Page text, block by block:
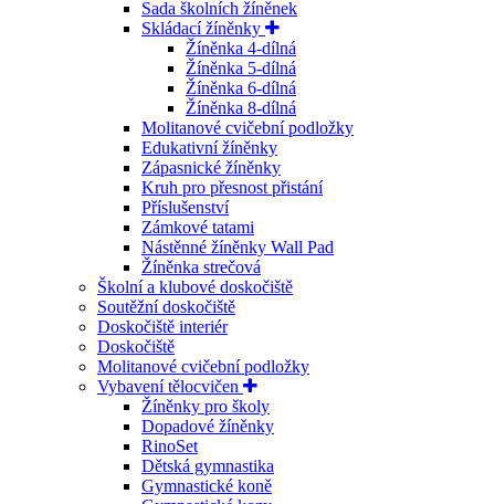
Sada školních žíněnek
Skládací žíněnky
Žíněnka 4-dílná
Žíněnka 5-dílná
Žíněnka 6-dílná
Žíněnka 8-dílná
Molitanové cvičební podložky
Edukativní žíněnky
Zápasnické žíněnky
Kruh pro přesnost přistání
Příslušenství
Zámkové tatami
Nástěnné žíněnky Wall Pad
Žíněnka strečová
Školní a klubové doskočiště
Soutěžní doskočiště
Doskočiště interiér
Doskočiště
Molitanové cvičební podložky
Vybavení tělocvičen
Žíněnky pro školy
Dopadové žíněnky
RinoSet
Dětská gymnastika
Gymnastické koně